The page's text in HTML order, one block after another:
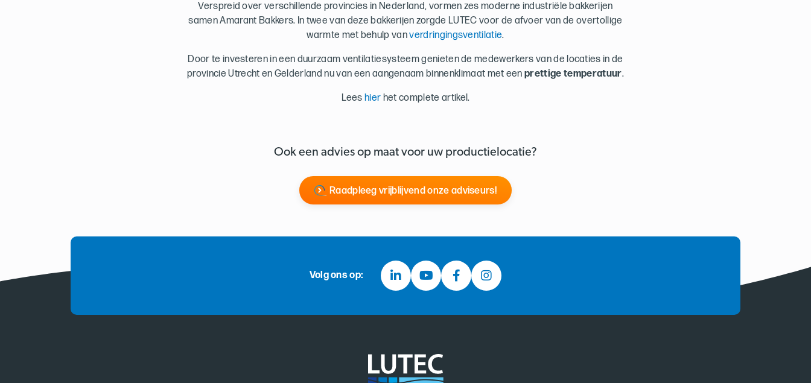
Verspreid over verschillende provincies in Nederland, vormen zes moderne industriële bakkerijen
samen Amarant Bakkers. In twee van deze bakkerijen zorgde LUTEC voor de afvoer van de overtollige
warmte met behulp vanverdringingsventilatie.
Door te investeren in een duurzaam ventilatiesysteem genieten de medewerkers van de locaties in de
provincie Utrecht en Gelderland nu van een aangenaam binnenklimaat met eenprettige temperatuur.
Leeshier het complete artikel.
Ook een advies op maat voor uw productielocatie?
Raadpleeg vrijblijvend onze adviseurs!
Volg ons op: